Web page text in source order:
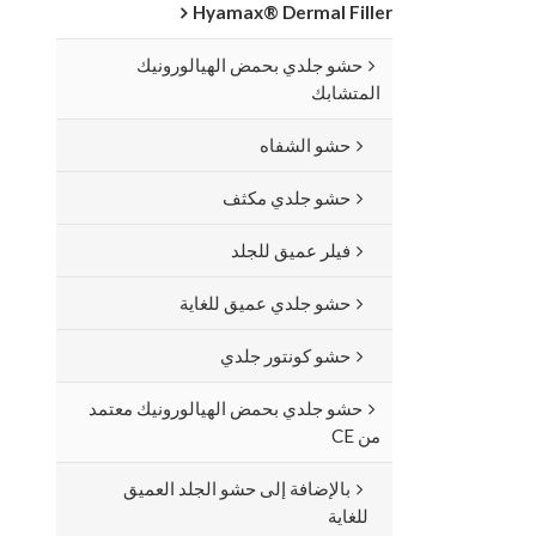
Hyamax® Dermal Filler
حشو جلدي بحمض الهيالورونيك
المتشابك
حشو الشفاه
حشو جلدي مكثف
فيلر عميق للجلد
حشو جلدي عميق للغاية
حشو كونتور جلدي
حشو جلدي بحمض الهيالورونيك معتمد
من CE
بالإضافة إلى حشو الجلد العميق
للغاية